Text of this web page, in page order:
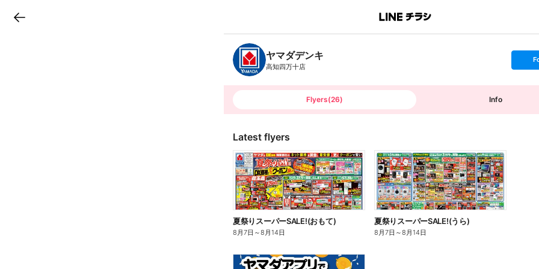
B
n
c
h
T
ヤマダデンキ
高知四万十店
s
t
o
Flyers(26) Info
Latest flyers
夏祭りスーパーSALE!(おもて)
8月7日 ～8月14日
夏祭りスーパーSALE!(うら)
8月7日 ～8月14日